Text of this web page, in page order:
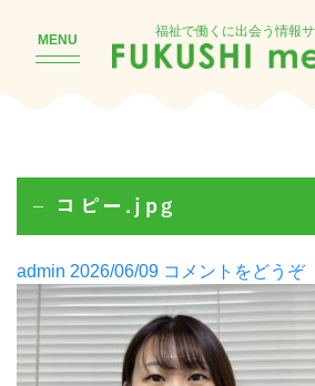
MENU
福祉で働くに出会う情報サ
– コピー.jpg
Posted
by
admin 2026/06/09 コメントをどうぞ(–